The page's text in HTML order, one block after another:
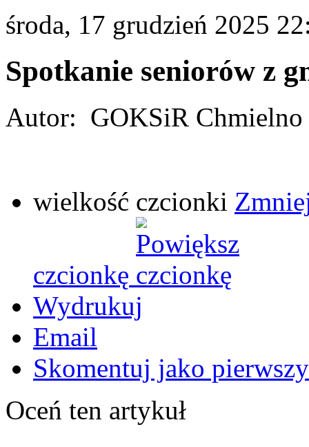
środa, 17 grudzień 2025
Spotkanie seniorów z
Autor: GOKSiR Chmielno
wielkość czcionki
czcionkę
Wydrukuj
Email
Skomentuj jako
Oceń ten artykuł